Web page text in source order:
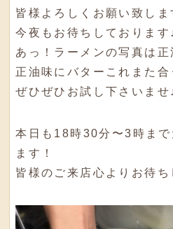
皆様よろしくお願い致しま
今夜もお待ちしております
あっ！ラーメンの写真は
正油味にバターこれまた合
ぜひぜひお試し下さいませ
本日も18時30分〜3時まで
ます！
皆様のご来店心よりお待ち